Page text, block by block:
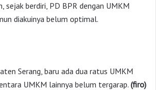
sejak berdiri, PD BPR dengan UMKM
diakuinya belum optimal.
Serang, baru ada dua ratus UMKM
UMKM lainnya belum tergarap. (firo)